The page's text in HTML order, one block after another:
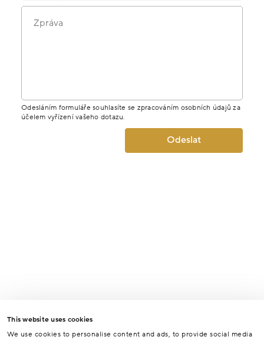
This website uses cookies
We use cookies to personalise content and ads, to provide social media
Zpráva
Odesláním formuláře souhlasíte se zpracováním osobních údajů za
účelem vyřízení vašeho dotazu.
Odeslat